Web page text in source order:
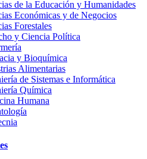
de la Educación y Humanidades
Económicas y de Negocios
Forestales
y Ciencia Política
y Bioquímica
Alimentarias
de Sistemas e Informática
Química
Humana